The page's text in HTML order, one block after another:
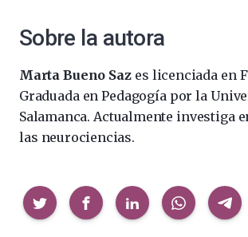
Sobre la autora
Marta Bueno Sazes licenciada en
Graduada en Pedagogía por la
Salamanca. Actualmente investiga
las neurociencias.
Compartir